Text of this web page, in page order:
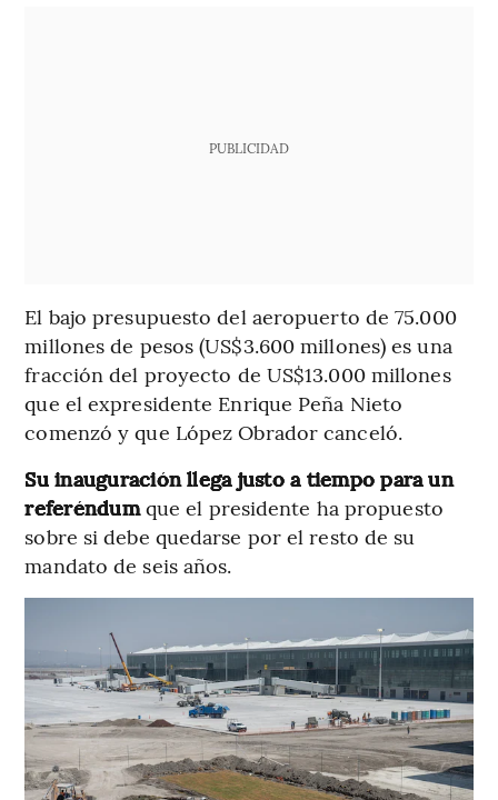
PUBLICIDAD
El bajo presupuesto del aeropuerto de 75.000
millones de pesos (US$3.600 millones) es una
fracción del proyecto de US$13.000 millones
que el expresidente Enrique Peña Nieto
comenzó y que López Obrador canceló.
Su inauguración llega justo a tiempo para un
referéndumque el presidente ha propuesto
sobre si debe quedarse por el resto de su
mandato de seis años.